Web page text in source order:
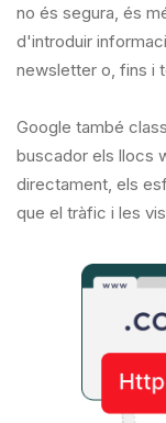
no és segura, és
d'introduir
newsletter o, fins i
Google també
buscador els llocs
directament, els
que el tràfic i les